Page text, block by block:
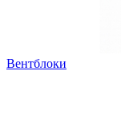
Вентблоки